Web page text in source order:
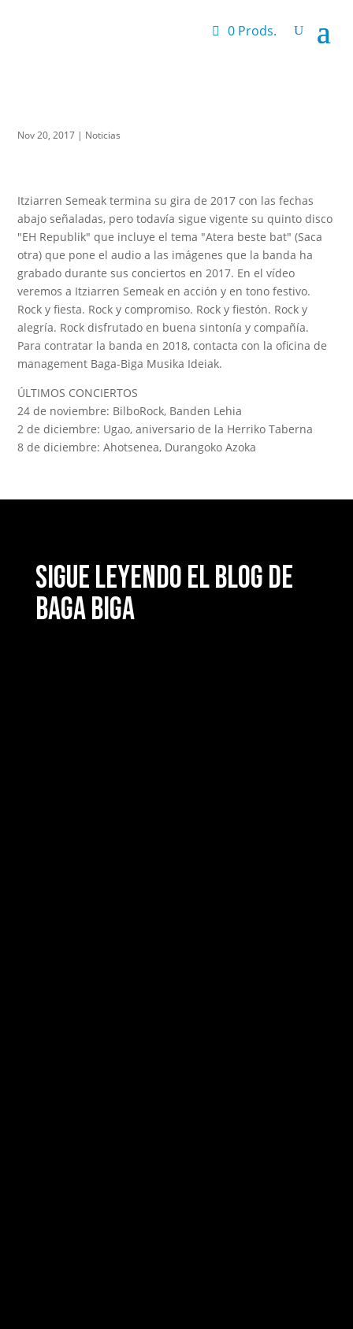
0 Prods.
Nov 20, 2017 | Noticias
Itziarren Semeak termina su gira de 2017 con las fechas
abajo señaladas, pero todavía sigue vigente su quinto disco
"EH Republik" que incluye el tema "Atera beste bat" (Saca
otra) que pone el audio a las imágenes que la banda ha
grabado durante sus conciertos en 2017. En el vídeo
veremos a Itziarren Semeak en acción y en tono festivo.
Rock y fiesta. Rock y compromiso. Rock y fiestón. Rock y
alegría. Rock disfrutado en buena sintonía y compañía.
Para contratar la banda en 2018, contacta con la oficina de
management Baga-Biga Musika Ideiak.
ÚLTIMOS CONCIERTOS
24 de noviembre: BilboRock, Banden Lehia
2 de diciembre: Ugao, aniversario de la Herriko Taberna
8 de diciembre: Ahotsenea, Durangoko Azoka
Sigue leyendo el blog de
Baga Biga